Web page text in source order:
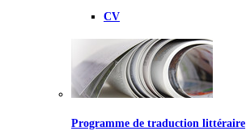
CV
Programme de traduction littéraire